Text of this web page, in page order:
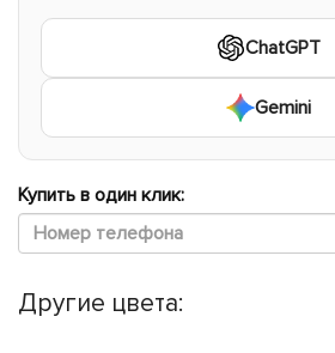
ChatGPT
Gemini
Купить в один клик:
Другие цвета: